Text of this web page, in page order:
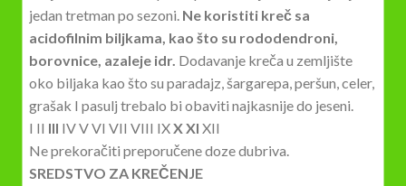
jedan tretman po sezoni. Ne koristiti kreč sa
acidofilnim biljkama, kao što su rododendroni,
borovnice, azaleje idr. Dodavanje kreča u zemljište
oko biljaka kao što su paradajz, šargarepa, peršun, celer,
grašak I pasulj trebalo bi obaviti najkasnije do jeseni.
I II III IV V VI VII VIII IXX XI XII
Ne prekoračiti preporučene doze dubriva.
SREDSTVO ZA KREČENJE